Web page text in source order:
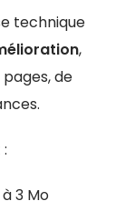
technique
,
de
3 Mo